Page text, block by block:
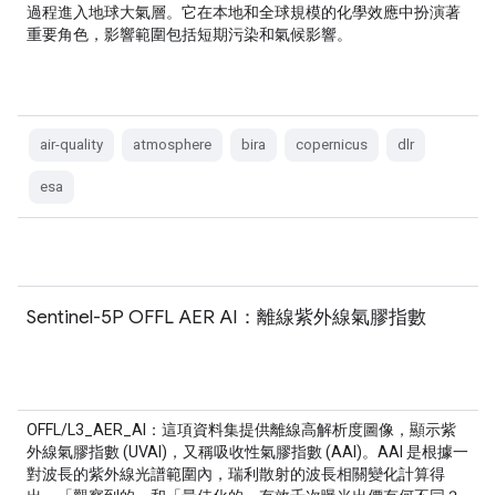
過程進入地球大氣層。它在本地和全球規模的化學效應中扮演著
重要角色，影響範圍包括短期污染和氣候影響。
air-quality atmosphere bira copernicus dlr
esa
Sentinel-5P OFFL AER AI：離線紫外線氣膠指數
OFFL/L3_AER_AI：這項資料集提供離線高解析度圖像，顯示紫
外線氣膠指數 (UVAI)，又稱吸收性氣膠指數 (AAI)。AAI 是根據一
對波長的紫外線光譜範圍內，瑞利散射的波長相關變化計算得